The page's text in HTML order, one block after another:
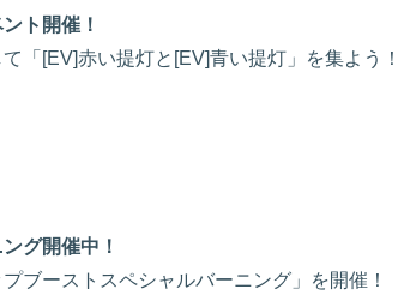
ト開催！
「[EV]赤い提灯と[EV]青い提灯」を集よう！
グ開催中！
ブーストスペシャルバーニング」を開催！